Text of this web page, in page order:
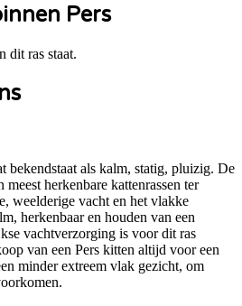
Pers
dit ras staat.
bekendstaat als kalm, statig, pluizig. De
meest herkenbare kattenrassen ter
weelderige vacht en het vlakke
herkenbaar en houden van een
vachtverzorging is voor dit ras
van een Pers kitten altijd voor een
minder extreem vlak gezicht, om